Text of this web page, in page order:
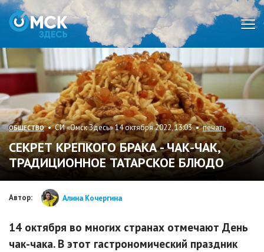
ОБЩЕСТВО• СИ «Омск Здесь» 14 октября 2022, 13:03 •печать
СЕКРЕТ КРЕПКОГО БРАКА - ЧАК-ЧАК,
ТРАДИЦИОННОЕ ТАТАРСКОЕ БЛЮДО
Автор: Алина Кочергина
14 октября во многих странах отмечают День
чак-чака. В этот гастрономический праздник